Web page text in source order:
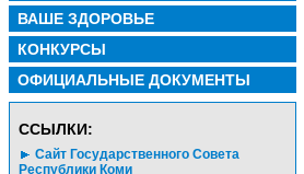
ВАШЕ ЗДОРОВЬЕ
КОНКУРСЫ
ОФИЦИАЛЬНЫЕ ДОКУМЕНТЫ
CСЫЛКИ:
Сайт Государственного Совета
Республики Коми